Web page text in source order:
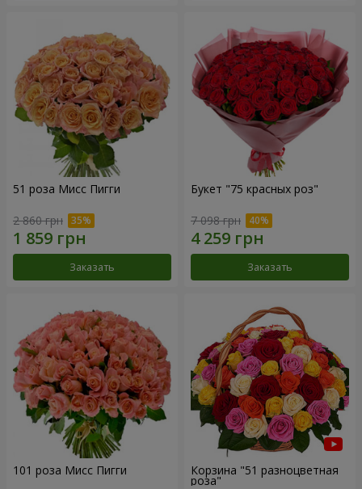
51 роза Мисс Пигги
2 860 грн
Заказать
Букет "75 красных роз"
7 098 грн
Заказать
101 роза Мисс Пигги Корзина "51 разноцветная
роза"